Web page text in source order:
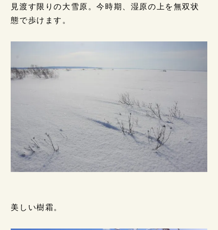
見渡す限りの大雪原。今時期、湿原の上を無双状
態で歩けます。
美しい樹霜。